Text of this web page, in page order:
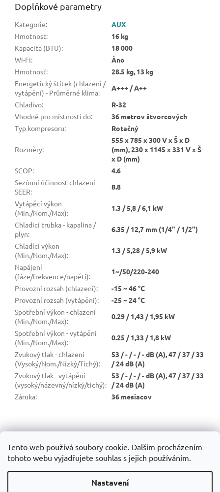
Tento web používá soubory cookie. Dalším procházením
tohoto webu vyjadřujete souhlas s jejich používáním.
Nastavení
Doplňkové parametry
Kategorie:
AUX
Hmotnost:
16 kg
Kapacita (BTU):
18 000
Wi-Fi:
Áno
Hmotnosť:
28.5 kg, 13 kg
Energetický štítek (chlazení /
vytápění) - Průměrné klima:
A+++ / A++
Chladivo:
R-32
Vhodné pro místnosti do:
36 metrov štvorcových
Typ kompresoru: Rotačný
Rozměry:
555 x 785 x 300 V x Š x D
(mm), 230 x 1145 x 331 V x Š
x D (mm)
SCOP:
4.6
Sezónní účinnost chlazení
SEER:
8.8
Vytápěcí výkon
(Min./Nom./Max):
1.3 / 5,8 / 6,1 kW
Chladicí trubka - kapalina /
plyn:
6.35 / 12,7 mm (1/4" / 1/2")
Chladící výkon
(Min./Nom./Max):
1.3 / 5,28 / 5,9 kW
Napájení
(fáze/frekvence/napětí):
1~/50/220-240
Provozní rozsah (chlazení):
-15 ~ 46 °C
Provozní rozsah (vytápění):
-25 ~ 24 °C
Spotřební výkon - chlazení
(Min./Nom./Max):
0.29 / 1,43 / 1,95 kW
Spotřební výkon - vytápění
(Min./Nom./Max):
0.25 / 1,33 / 1,8 kW
Zvukový tlak - chlazení
(Vysoký/Nom./Nízký/Tichý):
53 / - / - / - dB (A), 47 / 37 / 33
/ 24 dB (A)
Zvukový tlak - vytápění
(vysoký/názevný/nízký/tichý):
53 / - / - / - dB (A), 47 / 37 / 33
/ 24 dB (A)
Záruka: 36 mesiacov
á
Možnosti dopravy a platby Reklamační podmínky
Pozáruční servis
Vrácení zboží
+421 951 009 249